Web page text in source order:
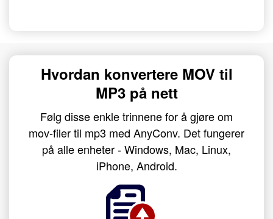
Hvordan konvertere MOV til
MP3 på nett
Følg disse enkle trinnene for å gjøre om
mov-filer til mp3 med AnyConv. Det fungerer
på alle enheter - Windows, Mac, Linux,
iPhone, Android.